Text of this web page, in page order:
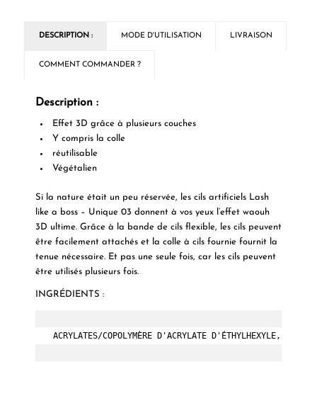
DESCRIPTION : MODE D'UTILISATION LIVRAISON
COMMENT COMMANDER ?
Description :
Effet 3D grâce à plusieurs couches
Y compris la colle
réutilisable
Végétalien
Si la nature était un peu réservée, les cils artificiels Lash
like a boss – Unique 03 donnent à vos yeux l’effet waouh
3D ultime. Grâce à la bande de cils flexible, les cils peuvent
être facilement attachés et la colle à cils fournie fournit la
tenue nécessaire. Et pas une seule fois, car les cils peuvent
être utilisés plusieurs fois.
INGRÉDIENTS :
ACRYLATES/COPOLYMÈRE D'ACRYLATE D'ÉTHYLHEXYLE, AQUA